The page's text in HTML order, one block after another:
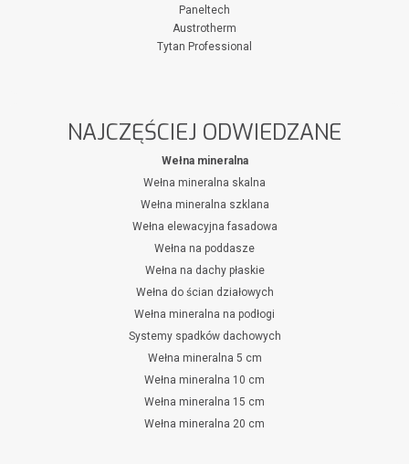
Paneltech
Austrotherm
Tytan Professional
NAJCZĘŚCIEJ ODWIEDZANE
Wełna mineralna
Wełna mineralna skalna
Wełna mineralna szklana
Wełna elewacyjna fasadowa
Wełna na poddasze
Wełna na dachy płaskie
Wełna do ścian działowych
Wełna mineralna na podłogi
Systemy spadków dachowych
Wełna mineralna 5 cm
Wełna mineralna 10 cm
Wełna mineralna 15 cm
Wełna mineralna 20 cm